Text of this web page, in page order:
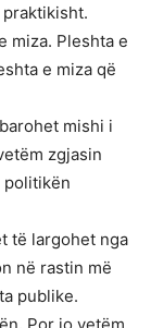
miza. Pleshta e
e miza që
mishi i
zgjasin
politikën
të largohet nga
në rastin më
publike.
Por jo vetëm